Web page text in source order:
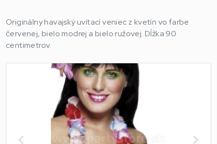
Originálny havajský uvítací veniec z kvetín vo farbe
červenej, bielo modrej a bielo ružovej. Dĺžka 90
centimetrov.